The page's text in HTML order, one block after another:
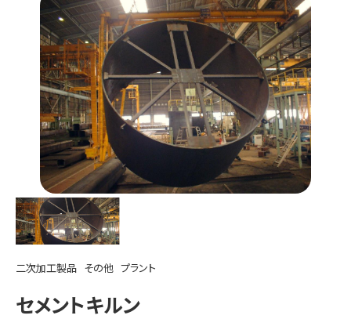
二次加工製品 その他 プラント
セメントキルン